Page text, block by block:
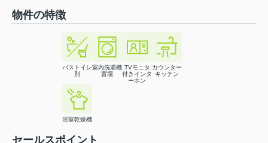
物件の特徴
バストイレ
別
室内洗濯機
置場
TVモニタ
付きインタ
ーホン
カウンター
キッチン
浴室乾燥機
セールスポイント